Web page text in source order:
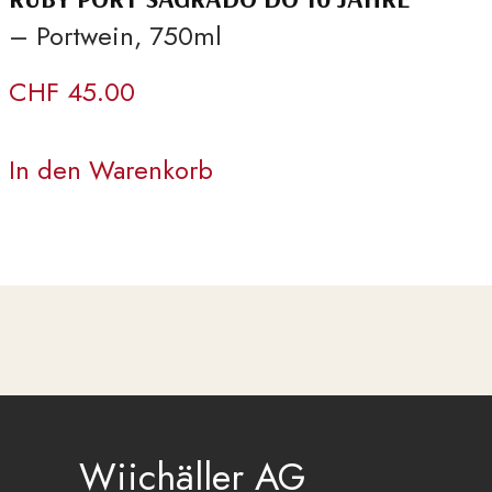
– Portwein, 750ml
CHF 45.00
In den Warenkorb
Wiichäller AG